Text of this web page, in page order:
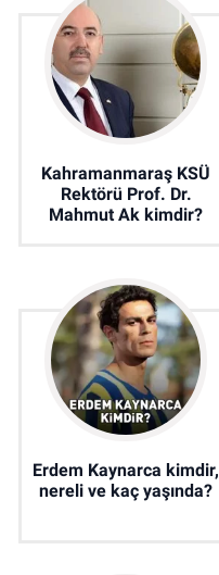
Kahramanmaraş KSÜ
Rektörü Prof. Dr.
Mahmut Ak kimdir?
Erdem Kaynarca kimdir,
nereli ve kaç yaşında?